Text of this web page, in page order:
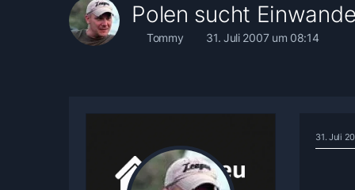
Polen sucht
Tommy 31. Juli 2007 um 08:14
31. Juli